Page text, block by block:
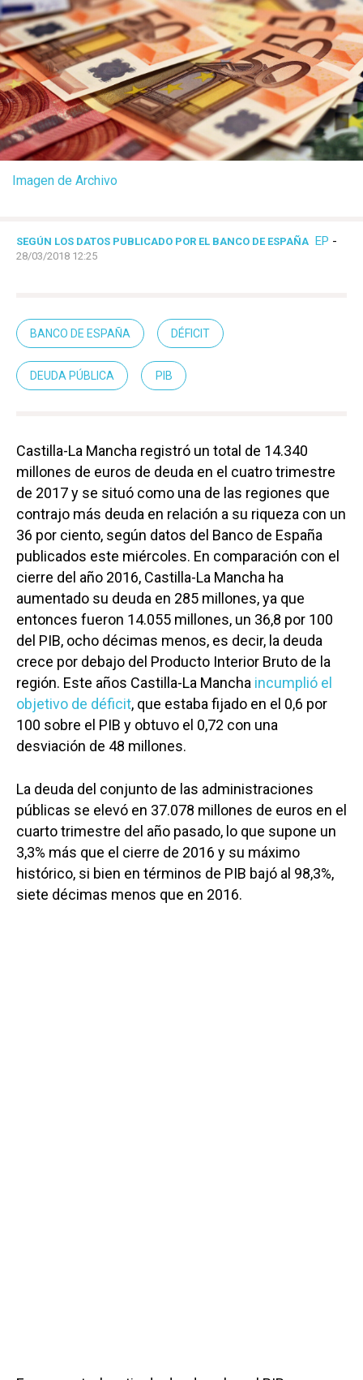
Imagen de Archivo
SEGÚN LOS DATOS PUBLICADO POR EL BANCO DE ESPAÑA EP -
28/03/2018 12:25
BANCO DE ESPAÑA DÉFICIT
DEUDA PÚBLICA PIB
Castilla-La Mancha registró un total de 14.340
millones de euros de deuda en el cuatro trimestre
de 2017 y se situó como una de las regiones que
contrajo más deuda en relación a su riqueza con un
36 por ciento, según datos del Banco de España
publicados este miércoles. En comparación con el
cierre del año 2016, Castilla-La Mancha ha
aumentado su deuda en 285 millones, ya que
entonces fueron 14.055 millones, un 36,8 por 100
del PIB, ocho décimas menos, es decir, la deuda
crece por debajo del Producto Interior Bruto de la
región. Este años Castilla-La Mancha incumplió el
objetivo de déficit, que estaba fijado en el 0,6 por
100 sobre el PIB y obtuvo el 0,72 con una
desviación de 48 millones.
La deuda del conjunto de las administraciones
públicas se elevó en 37.078 millones de euros en el
cuarto trimestre del año pasado, lo que supone un
3,3% más que el cierre de 2016 y su máximo
histórico, si bien en términos de PIB bajó al 98,3%,
siete décimas menos que en 2016.